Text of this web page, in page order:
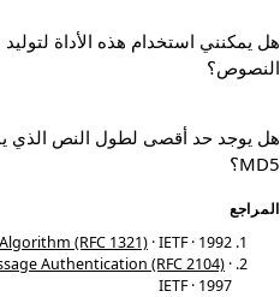
هل يمكنني استخدام هذه الأداة
النصوص؟
هل يوجد حد أقصى لطول النص الذي
MD5؟
المراجع
(RFC 1321) · IETF · 1992
Authentication (RFC 2104) ·
IETF · 1997